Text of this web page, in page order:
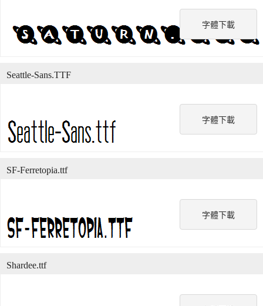
字體下載
字體下載
Seattle-Sans.TTF
字體下載
SF-Ferretopia.ttf
Shardee.ttf